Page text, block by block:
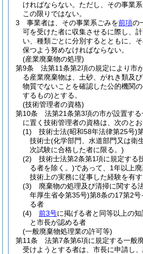
ければならない。 ただし、その事業
この限りではない。
3
事業者は、その事業系ごみを前項の
可を受けた者に収集させるに際し、
い、種類ごとに分別するとともに、
保つよう努めなければならない。
(産業廃棄物の処理)
第9条
法第11条第2項の規定により市
る産業廃棄物は、土砂、がれき類及
物質でないことを確認した公的機関
するもの)とする。
(技術管理者の資格)
第10条
法第21条第3項の市が設置す
に置く技術管理者の資格は、次のとお
(1)
技術士法(昭和58年法律第25号)
技術士(化学部門、水道部門又は衛
次試験に合格した者に限る。)
(2)
技術士法第2条第1項に規定する
る者を除く。)であって、1年以上
技術上の実務に従事した経験を有
(3)
廃棄物の処理及び清掃に関する
年厚生省令第35号)第8条の17第2
る者
(4)
前3号に掲げる者と同等以上の
と市長が認める者
(一般廃棄物処理業の許可等)
第11条
法第7条第6項に規定する一般
受けようとする者は、市長に申請し